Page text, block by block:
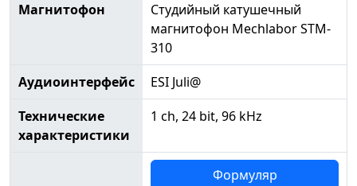
Магнитофон
Студийный катушечный
магнитофон Mechlabor STM-
310
Аудиоинтерфейс
ESI Juli@
Технические
характеристики
1 ch, 24 bit, 96 kHz
Формуляр